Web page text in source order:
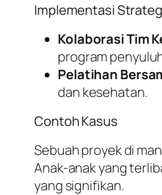
Implementasi
Kolaborasi Tim
program
Pelatihan
dan kesehatan.
Contoh Kasus
Sebuah proyek di
Anak-anak yang
yang signifikan.